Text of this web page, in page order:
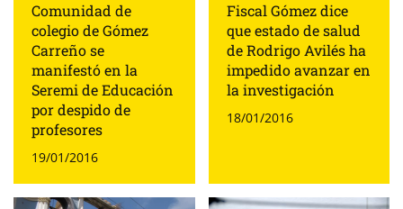
Comunidad de
colegio de Gómez
Carreño se
manifestó en la
Seremi de Educación
por despido de
profesores
19/01/2016
Fiscal Gómez dice
que estado de salud
de Rodrigo Avilés ha
impedido avanzar en
la investigación
18/01/2016